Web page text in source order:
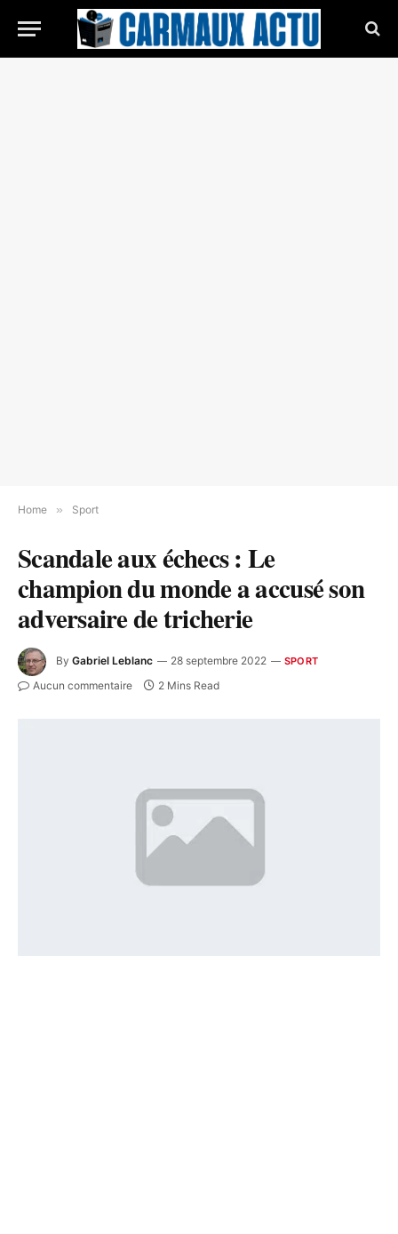
Home » Sport
Scandale aux échecs : Le
champion du monde a accusé son
adversaire de tricherie
By Gabriel Leblanc 28 septembre 2022 SPORT
Aucun commentaire 2 Mins Read